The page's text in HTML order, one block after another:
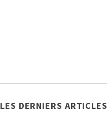
LES DERNIERS ARTICLES